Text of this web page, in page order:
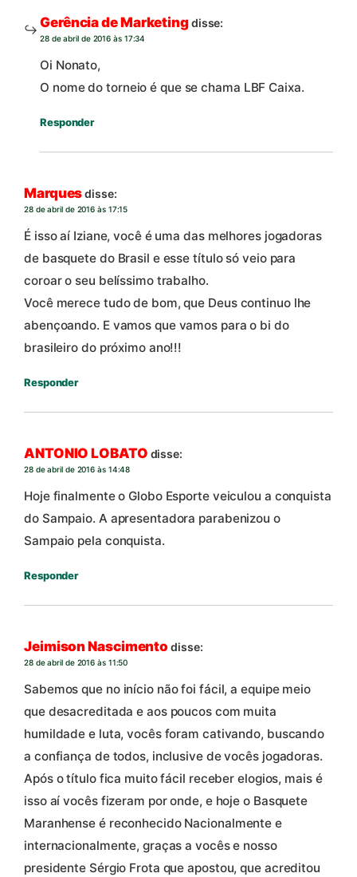
Gerência de Marketingdisse:
28 de abril de 2016 às 17:34
Oi Nonato,
O nome do torneio é que se chama LBF Caixa.
Responder
Marquesdisse:
28 de abril de 2016 às 17:15
É isso aí Iziane, você é uma das melhores jogadoras
de basquete do Brasil e esse título só veio para
coroar o seu belíssimo trabalho.
Você merece tudo de bom, que Deus continuo lhe
abençoando. E vamos que vamos para o bi do
brasileiro do próximo ano!!!
Responder
ANTONIO LOBATO disse:
28 de abril de 2016 às 14:48
Hoje finalmente o Globo Esporte veiculou a conquista
do Sampaio. A apresentadora parabenizou o
Sampaio pela conquista.
Responder
Jeimison Nascimento disse:
28 de abril de 2016 às 11:50
Sabemos que no início não foi fácil, a equipe meio
que desacreditada e aos poucos com muita
humildade e luta, vocês foram cativando, buscando
a confiança de todos, inclusive de vocês jogadoras.
Após o título fica muito fácil receber elogios, mais é
isso aí vocês fizeram por onde, e hoje o Basquete
Maranhense é reconhecido Nacionalmente e
internacionalmente, graças a vocês e nosso
presidente Sérgio Frota que apostou, que acreditou